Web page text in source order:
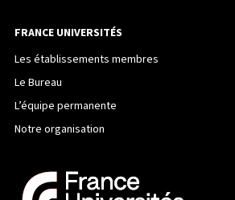
FRANCE UNIVERSITÉS
Les établissements membres
Le Bureau
L’équipe permanente
Notre organisation